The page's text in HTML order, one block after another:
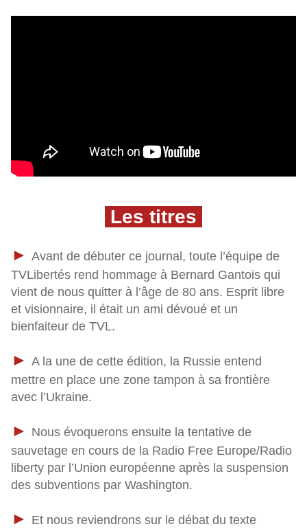
Les titres
► Avant de débuter ce journal, toute l’équipe de
TVLibertés rend hommage à Bernard Gantois qui
vient de nous quitter à l’âge de 80 ans. Esprit libre
et visionnaire, il était un ami dévoué et un
bienfaiteur de TVL.
► A la une de cette édition, la Russie entend
mettre en place une zone tampon à sa frontière
avec l’Ukraine.
► Nous évoquerons ensuite la tentative de
sauvetage en cours de la Radio Free Europe/Radio
liberty par l’Union européenne après la suspension
des subventions par Washington.
► Et nous reviendrons sur le débat du texte